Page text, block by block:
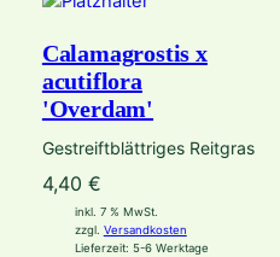
Calamagrostis x
acutiflora
'Overdam'
Gestreiftblättriges Reitgras
4,40 €
inkl. 7 % MwSt.
zzgl. Versandkosten
Lieferzeit: 5-6 Werktage